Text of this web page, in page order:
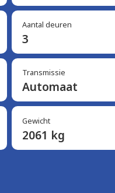
Aantal deuren
3
Transmissie
Automaat
Gewicht
2061 kg